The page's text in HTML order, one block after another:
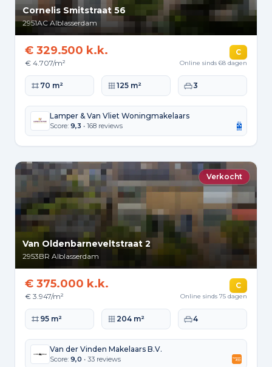
Cornelis Smitstraat 56
2951AC Alblasserdam
€ 329.500 k.k.
€ 4.707/m²
C
Online sinds 68 dagen
Woonoppervlakte
70 m² Perceeloppervlakte
125 m² Slaapkamers
3
Lamper & Van Vliet Woningmakelaars
Score: 9,3 • 168 reviews
Verkocht
Van Oldenbarneveltstraat 2
2953BR Alblasserdam
€ 375.000 k.k.
€ 3.947/m²
C
Online sinds 75 dagen
Woonoppervlakte
95 m² Perceeloppervlakte
204 m² Slaapkamers
4
Van der Vinden Makelaars B.V.
Score: 9,0 • 33 reviews